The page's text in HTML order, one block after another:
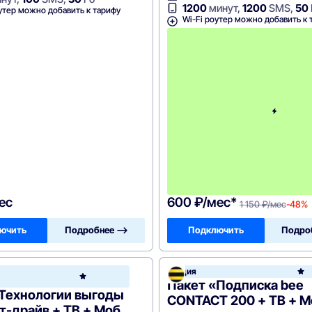
можно добавить к тарифу
Подробнее —>
1200минут,1200SMS,50
Wi-Fi роутер можно добавить к
600 ₽/мес* 1 150 ₽/мес-48%
Подключить
РосТелеком
выгоды
Акция
Пакет «Подписка bee
CONTACT 200 + ТВ +